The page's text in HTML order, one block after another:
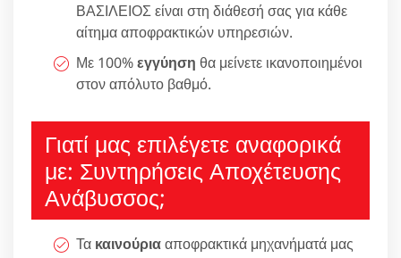
ΒΑΣΙΛΕΙΟΣ είναι στη διάθεσή σας για κάθε
αίτημα αποφρακτικών υπηρεσιών.
Με 100%εγγύηση θα μείνετε ικανοποιημένοι
στον απόλυτο βαθμό.
Γιατί μας επιλέγετε αναφορικά
με: Συντηρήσεις Αποχέτευσης
Ανάβυσσος;
Τα καινούριααποφρακτικά μηχανήματά μας